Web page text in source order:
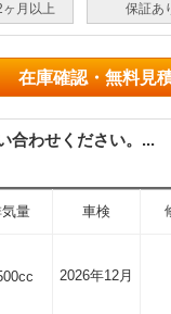
月以上 保証あ
在庫確認・無料見
合わせください。...
量 車検
2026年12月